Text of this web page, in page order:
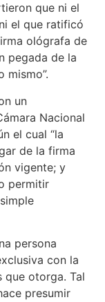
que ni el
el que ratificó
ológrafa de
pegada de la
mismo”.
un
Nacional
el cual “la
de la firma
vigente; y
permitir
persona
con la
que otorga. Tal
presumir